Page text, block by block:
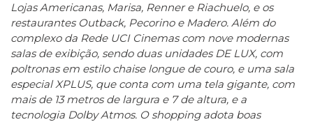
Lojas Americanas, Marisa, Renner e Riachuelo, e os
restaurantes Outback, Pecorino e Madero. Além do
complexo da Rede UCI Cinemas com nove modernas
salas de exibição, sendo duas unidades DE LUX, com
poltronas em estilo chaise longue de couro, e uma sala
especial XPLUS, que conta com uma tela gigante, com
mais de 13 metros de largura e 7 de altura, e a
tecnologia Dolby Atmos. O shopping adota boas